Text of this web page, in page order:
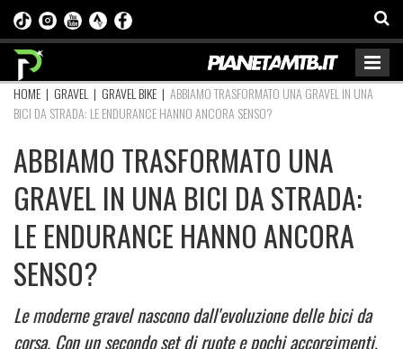
HOME | GRAVEL | GRAVEL BIKE | ABBIAMO TRASFORMATO UNA GRAVEL IN UNA
BICI DA STRADA: LE ENDURANCE HANNO ANCORA SENSO?
ABBIAMO TRASFORMATO UNA
GRAVEL IN UNA BICI DA STRADA:
LE ENDURANCE HANNO ANCORA
SENSO?
Le moderne gravel nascono dall'evoluzione delle bici da
corsa. Con un secondo set di ruote e pochi accorgimenti,